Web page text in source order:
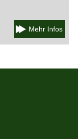
Mehr Infos